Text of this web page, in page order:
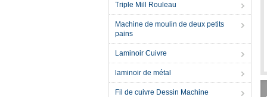
Triple Mill Rouleau
Machine de moulin de deux petits
pains
Laminoir Cuivre
laminoir de métal
Fil de cuivre Dessin Machine